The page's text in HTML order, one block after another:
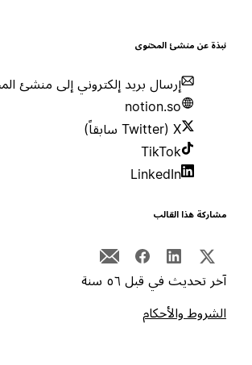
عن منشئ المحتوى
إرسال بريد إلكتروني إلى منشئ المحتوى
notion.so
TikTok
LinkedIn
هذا القالب
تحديث في قبل ٥٦ سنة
والأحكام